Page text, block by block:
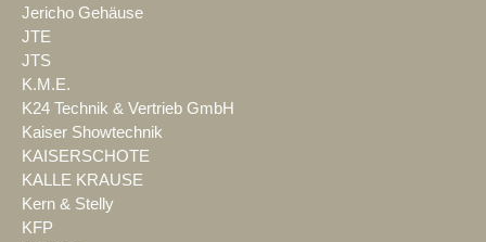
Jericho Gehäuse
JTE
JTS
K.M.E.
K24 Technik & Vertrieb GmbH
Kaiser Showtechnik
KAISERSCHOTE
KALLE KRAUSE
Kern & Stelly
KFP